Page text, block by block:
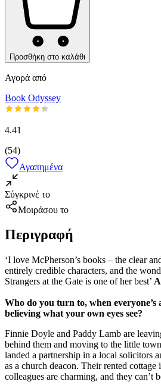
Προσθήκη στο καλάθι
Αγορά από
Book Odyssey
4.41
(54)
Αγαπημένα
Σύγκρινέ το
Μοιράσου το
Περιγραφή
‘I love McPherson’s books – the clear
entirely credible characters, and the
Strangers at the Gate is one of her best’
Who do you turn to, when everyone’s
believing what your own eyes see?
Finnie Doyle and Paddy Lamb are
behind them and moving to the little
landed a partnership in a local solicitors
as a church deacon. Their rented
colleagues are charming, and they can’t